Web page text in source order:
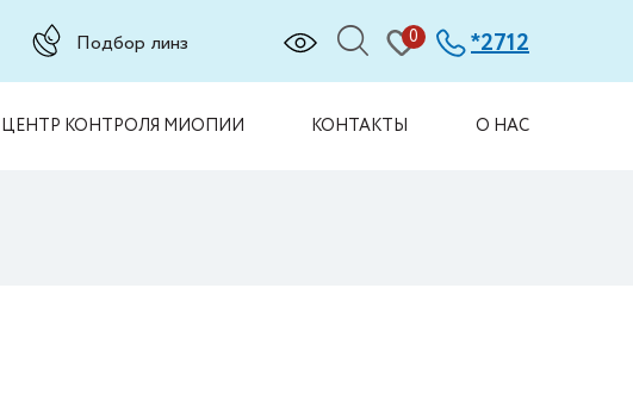
Подбор линз 0 *2712
ЦЕНТР КОНТРОЛЯ МИОПИИ КОНТАКТЫ О НАС